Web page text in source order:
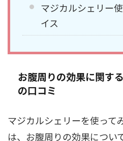
マジカルシェリー
イス
お腹周りの効果に関す
の口コミ
マジカルシェリーを使って
は、お腹周りの効果につい